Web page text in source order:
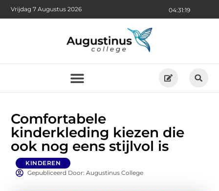
04:31:20
Vrijdag 7 Augustus 2026
Comfortabele
kinderkleding kiezen die
ook nog eens stijlvol is
KINDEREN
Gepubliceerd Door: Augustinus College